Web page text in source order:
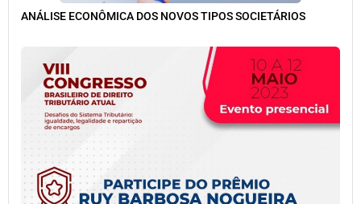
ANÁLISE ECONÔMICA DOS NOVOS TIPOS SOCIETÁRIOS